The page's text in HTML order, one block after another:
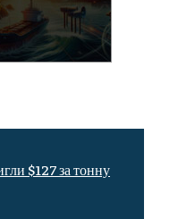
$127 за тонну